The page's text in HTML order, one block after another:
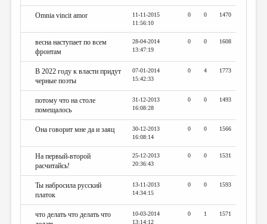
Omnia vincit amor
11-11-2015
11:56:10
0 0 1470
весна наступает по всем
фронтам
28-04-2014
13:47:19
0 0 1608
В 2022 году к власти придут
черные поэты
07-01-2014
15:42:33
0 4 1773
потому что на столе
помещалось
31-12-2013
16:08:28
0 0 1493
Она говорит мне да и заяц
30-12-2013
16:08:14
0 0 1566
На первый-второй
расчитайсь!
25-12-2013
20:36:43
0 0 1531
Ты набросила русский
платок
13-11-2013
14:34:15
0 0 1593
что делать что делать что
10-03-2014
13:14:12
0 1 1571